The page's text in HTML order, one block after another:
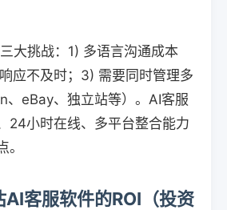
大挑战：1) 多语言沟通成本
应不及时；3) 需要同时管理多
、eBay、独立站等）。AI客服
24小时在线、多平台整合能力
客服软件的ROI（投资